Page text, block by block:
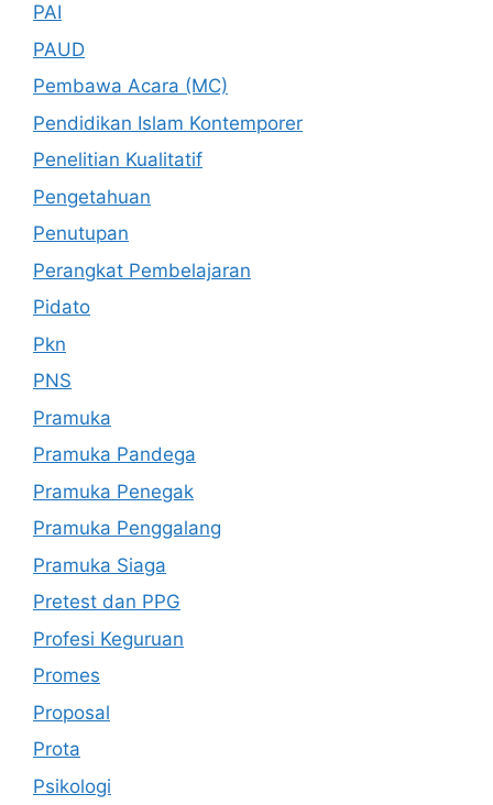
PAI
PAUD
Pembawa Acara (MC)
Pendidikan Islam Kontemporer
Penelitian Kualitatif
Pengetahuan
Penutupan
Perangkat Pembelajaran
Pidato
Pkn
PNS
Pramuka
Pramuka Pandega
Pramuka Penegak
Pramuka Penggalang
Pramuka Siaga
Pretest dan PPG
Profesi Keguruan
Promes
Proposal
Prota
Psikologi